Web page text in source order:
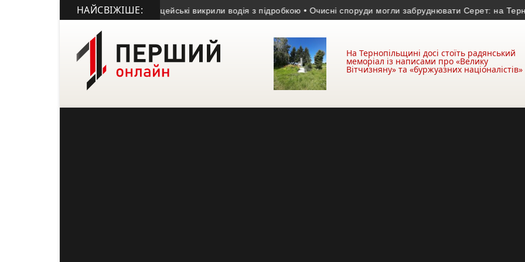
НАЙСВІЖІШЕ:
посвідчення: у Борщеві поліцейські викрили водія з підробкою • Очисні споруди могли забруднювати Серет: на
На Тернопільщині досі стоїть радянський
меморіал із написами про «Велику
Вітчизняну» та «буржуазних націоналістів»